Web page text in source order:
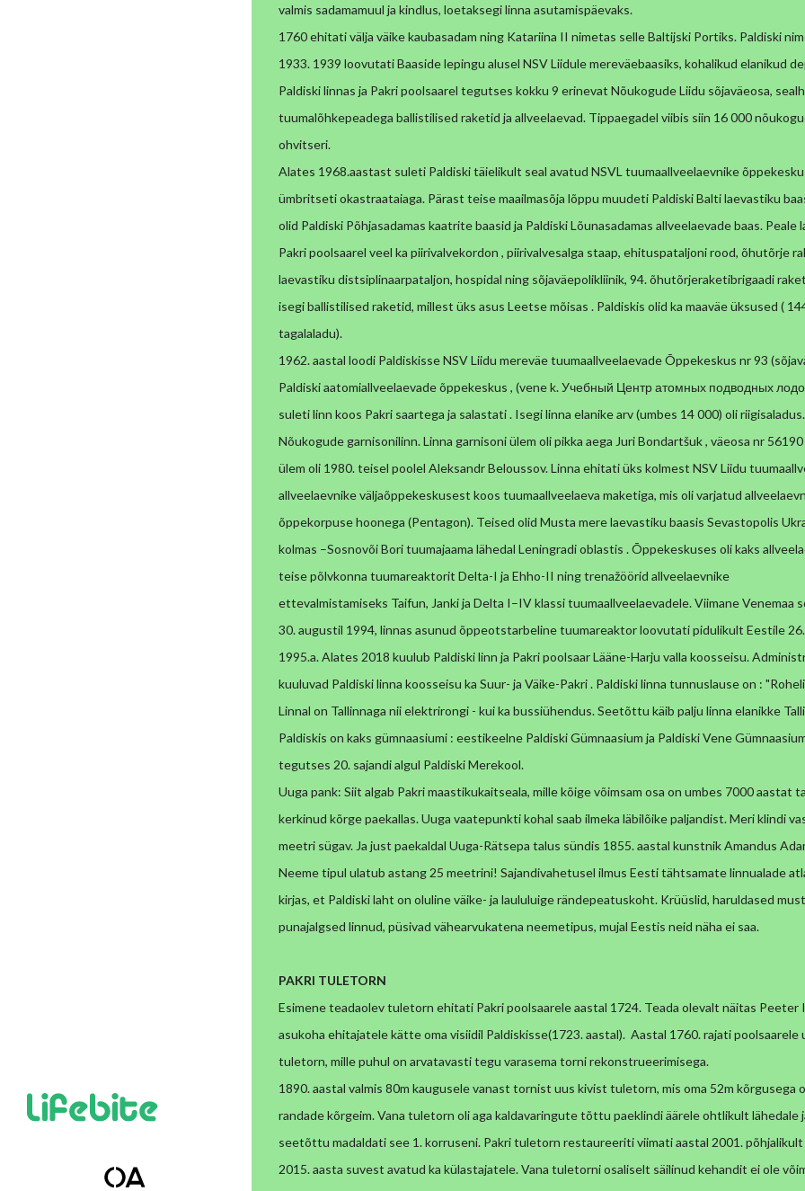
valmis sadamamuul ja kindlus, loetaksegi linna asutamispäevaks.
1760 ehitati välja väike kaubasadam ning Katariina II nimetas selle Baltijski Portiks. Paldiski
1933. 1939 loovutati Baaside lepingu alusel NSV Liidulemereväebaasiks, kohalikud elanikud
Paldiski linnas ja Pakri poolsaarel tegutses kokku 9 erinevat Nõukogude Liidu sõjaväeosa,
tuumalõhkepeadega ballistilised raketid ja allveelaevad. Tippaegadel viibis siin 16 000
ohvitseri.
Alates 1968.aastast suleti Paldiski täielikult seal avatud NSVL tuumaallveelaevnike
ümbritseti okastraataiaga. Pärast teise maailmasõja lõppu muudeti Paldiski Balti laevastiku
olid Paldiski Põhjasadamas kaatrite baasid ja Paldiski Lõunasadamas allveelaevade baas. Peale
Pakri poolsaarel veel ka piirivalvekordon , piirivalvesalga staap, ehituspataljonirood, õhutõrje
laevastiku distsiplinaarpataljon, hospidal ning sõjaväepolikliinik, 94. õhutõrjeraketibrigaadi
isegi ballistilised raketid, millest üks asus Leetse mõisas . Paldiskis olid ka maaväe üksused (
tagalaladu).
1962. aastal loodi Paldiskisse NSV Liidu mereväe tuumaallveelaevade Õppekeskus nr 93
Paldiski aatomiallveelaevade õppekeskus , (vene k. Учебный Центратомных подводных
suleti linn koos Pakri saartega ja salastati . Isegilinna elanike arv (umbes 14 000) oli
Nõukogude garnisonilinn.Linna garnisoni ülem oli pikka aega Juri Bondartšuk , väeosa nr
ülem oli 1980. teisel poolel Aleksandr Beloussov.Linna ehitati üks kolmest NSV Liidu
allveelaevnike väljaõppekeskusest koos tuumaallveelaeva maketiga, mis oli varjatud
õppekorpuse hoonega (Pentagon). Teised olid Musta mere laevastiku baasis Sevastopolis
kolmas –Sosnovõi Bori tuumajaama lähedal Leningradi oblastis . Õppekeskuses oli kaks
teise põlvkonna tuumareaktorit Delta-I ja Ehho-II ning trenažöörid allveelaevnike
ettevalmistamiseks Taifun, Janki ja Delta I–IV klassi tuumaallveelaevadele.Viimane Venemaa
30. augustil 1994, linnas asunud õppeotstarbelinetuumareaktor loovutati pidulikult Eestile
1995.a. Alates 2018 kuulub Paldiskilinn ja Pakri poolsaar Lääne-Harju valla koosseisu.
kuuluvad Paldiski linna koosseisu ka Suur- ja Väike-Pakri . Paldiski linna tunnuslause on :
Linnal on Tallinnaga nii elektrirongi - kui ka bussiühendus. Seetõttu käib palju linna elanikke
Paldiskis on kaks gümnaasiumi : eestikeelne Paldiski Gümnaasium ja Paldiski Vene
tegutses 20. sajandi algul Paldiski Merekool.
Uuga pank: Siit algab Pakri maastikukaitseala, mille kõige võimsam osa on umbes 7000 aastat
kerkinud kõrge paekallas. Uuga vaatepunkti kohal saab ilmeka läbilõike paljandist. Meri klindi
meetri sügav. Ja just paekaldal Uuga-Rätsepa talus sündis 1855. aastal kunstnik Amandus
Neeme tipul ulatub astang 25 meetrini! Sajandivahetusel ilmus Eesti tähtsamate linnualade
kirjas, et Paldiski laht on oluline väike- ja laululuige rändepeatuskoht. Krüüslid, haruldased
punajalgsed linnud, püsivad vähearvukatena neemetipus, mujal Eestis neid näha ei saa.
PAKRI TULETORN
Esimene teadaolev tuletorn ehitati Pakri poolsaarele aastal 1724. Teada olevalt näitas Peeter
asukoha ehitajatele kätte oma visiidil Paldiskisse(1723. aastal). Aastal 1760. rajati poolsaarele
tuletorn, mille puhul on arvatavasti tegu varasema torni rekonstrueerimisega.
1890. aastal valmis 80m kaugusele vanast tornist uus kivist tuletorn, mis oma 52m kõrgusega
randade kõrgeim. Vana tuletorn oli aga kaldavaringute tõttu paeklindi äärele ohtlikult lähedale
seetõttu madaldati see 1. korruseni. Pakri tuletorn restaureeriti viimati aastal 2001.
2015. aasta suvest avatud ka külastajatele. Vana tuletorni osaliselt säilinud kehandit ei ole